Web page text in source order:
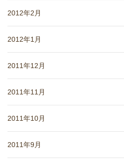
2012年2月
2012年1月
2011年12月
2011年11月
2011年10月
2011年9月